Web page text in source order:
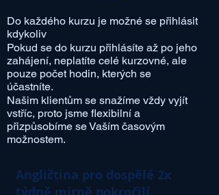
​Do každého kurzu je možné se přihlásit
kdykoliv
Pokud se do kurzu přihlásíte až po jeho
zahájení, neplatíte celé kurzovné, ale
pouze počet hodin, kterých se
účastníte.
Našim klientům se snažíme vždy vyjít
vstříc, proto jsme flexibilní a
přizpůsobíme se Vaším časovým
možnostem.
Angličtina pro dospělé 2x